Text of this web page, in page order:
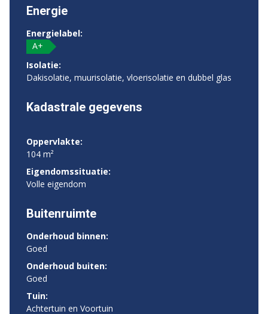
Energie
Energielabel:
A+
Isolatie:
Dakisolatie, muurisolatie, vloerisolatie en dubbel glas
Kadastrale gegevens
Oppervlakte:
104 m²
Eigendomssituatie:
Volle eigendom
Buitenruimte
Onderhoud binnen:
Goed
Onderhoud buiten:
Goed
Tuin:
Achtertuin en Voortuin